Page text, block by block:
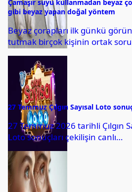
Çamaşır suyu kullanmadan beyaz
gibi beyaz yapan doğal yöntem
Beyaz çorapları ilk günkü
tutmak birçok kişinin ortak
Ancak bu inatçı lekelerden
yolu, evde bulunan...
27 Temmuz Çılgın Sayısal Loto
27 Temmuz 2026 tarihli Çılgın
Loto sonuçları çekilişin canlı
yayınlanmasından sonra erişime
Bu kapsamda kazanan